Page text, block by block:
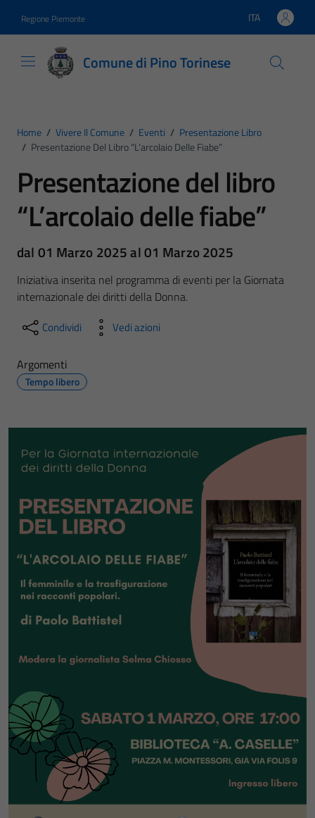
Regione Piemonte Lingua attiva:
ITA
Comune di Pino Torinese
Home / Vivere Il Comune / Eventi / Presentazione Libro
/ Presentazione Del Libro “L’arcolaio Delle Fiabe”
Presentazione del libro
“L’arcolaio delle fiabe”
dal 01 Marzo 2025 al 01 Marzo 2025
Iniziativa inserita nel programma di eventi per la Giornata
internazionale dei diritti della Donna.
Condividi Vedi azioni
Argomenti
Tempo libero